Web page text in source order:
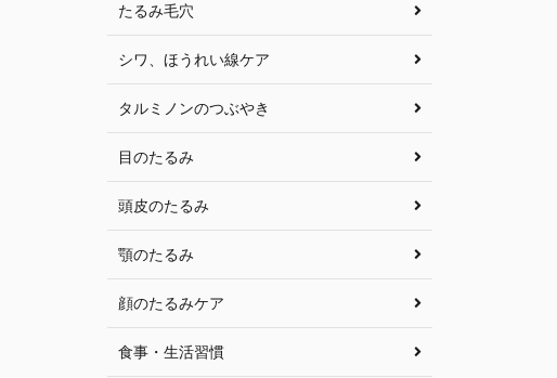
たるみ毛穴
シワ、ほうれい線ケア
タルミノンのつぶやき
目のたるみ
頭皮のたるみ
顎のたるみ
顔のたるみケア
食事・生活習慣